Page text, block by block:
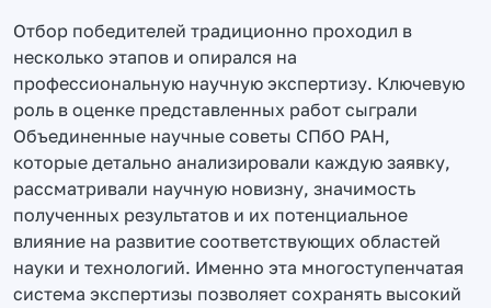
Отбор победителей традиционно проходил в
несколько этапов и опирался на
профессиональную научную экспертизу. Ключевую
роль в оценке представленных работ сыграли
Объединенные научные советы СПбО РАН,
которые детально анализировали каждую заявку,
рассматривали научную новизну, значимость
полученных результатов и их потенциальное
влияние на развитие соответствующих областей
науки и технологий. Именно эта многоступенчатая
система экспертизы позволяет сохранять высокий